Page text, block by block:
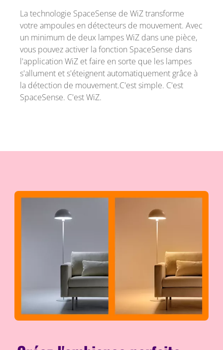
La technologie SpaceSense de WiZ transforme
votre ampoules en détecteurs de mouvement. Avec
un minimum de deux lampes WiZ dans une pièce,
vous pouvez activer la fonction SpaceSense dans
l'application WiZ et faire en sorte que les lampes
s'allument et s'éteignent automatiquement grâce à
la détection de mouvement.C'est simple. C'est
SpaceSense. C'est WiZ.